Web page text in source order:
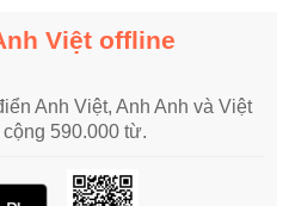
Việt offline
Anh Việt, Anh Anh và Việt
590.000 từ.